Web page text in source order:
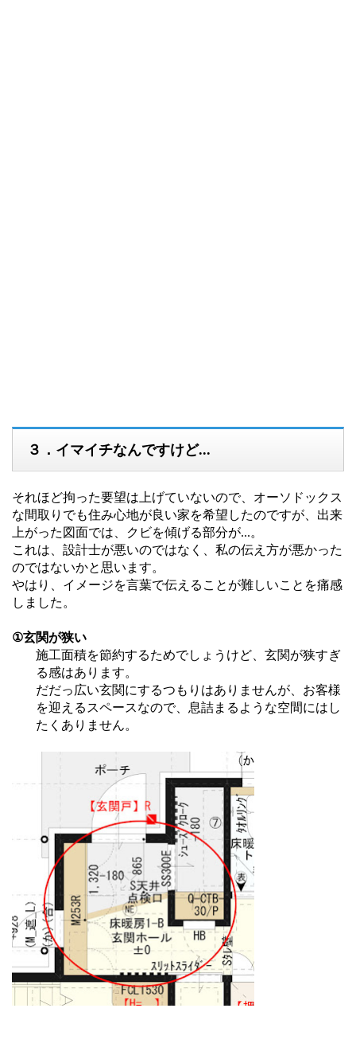
３．イマイチなんですけど...
それほど拘った要望は上げていないので、オーソドックス
な間取りでも住み心地が良い家を希望したのですが、出来
上がった図面では、クビを傾げる部分が...。
これは、設計士が悪いのではなく、私の伝え方が悪かった
のではないかと思います。
やはり、イメージを言葉で伝えることが難しいことを痛感
しました。
①玄関が狭い
施工面積を節約するためでしょうけど、玄関が狭すぎ
る感はあります。
だだっ広い玄関にするつもりはありませんが、お客様
を迎えるスペースなので、息詰まるような空間にはし
たくありません。